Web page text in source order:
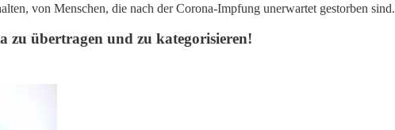
von Menschen, die nach der Corona-Impfung unerwartet gestorben sind.
zu übertragen und zu kategorisieren!